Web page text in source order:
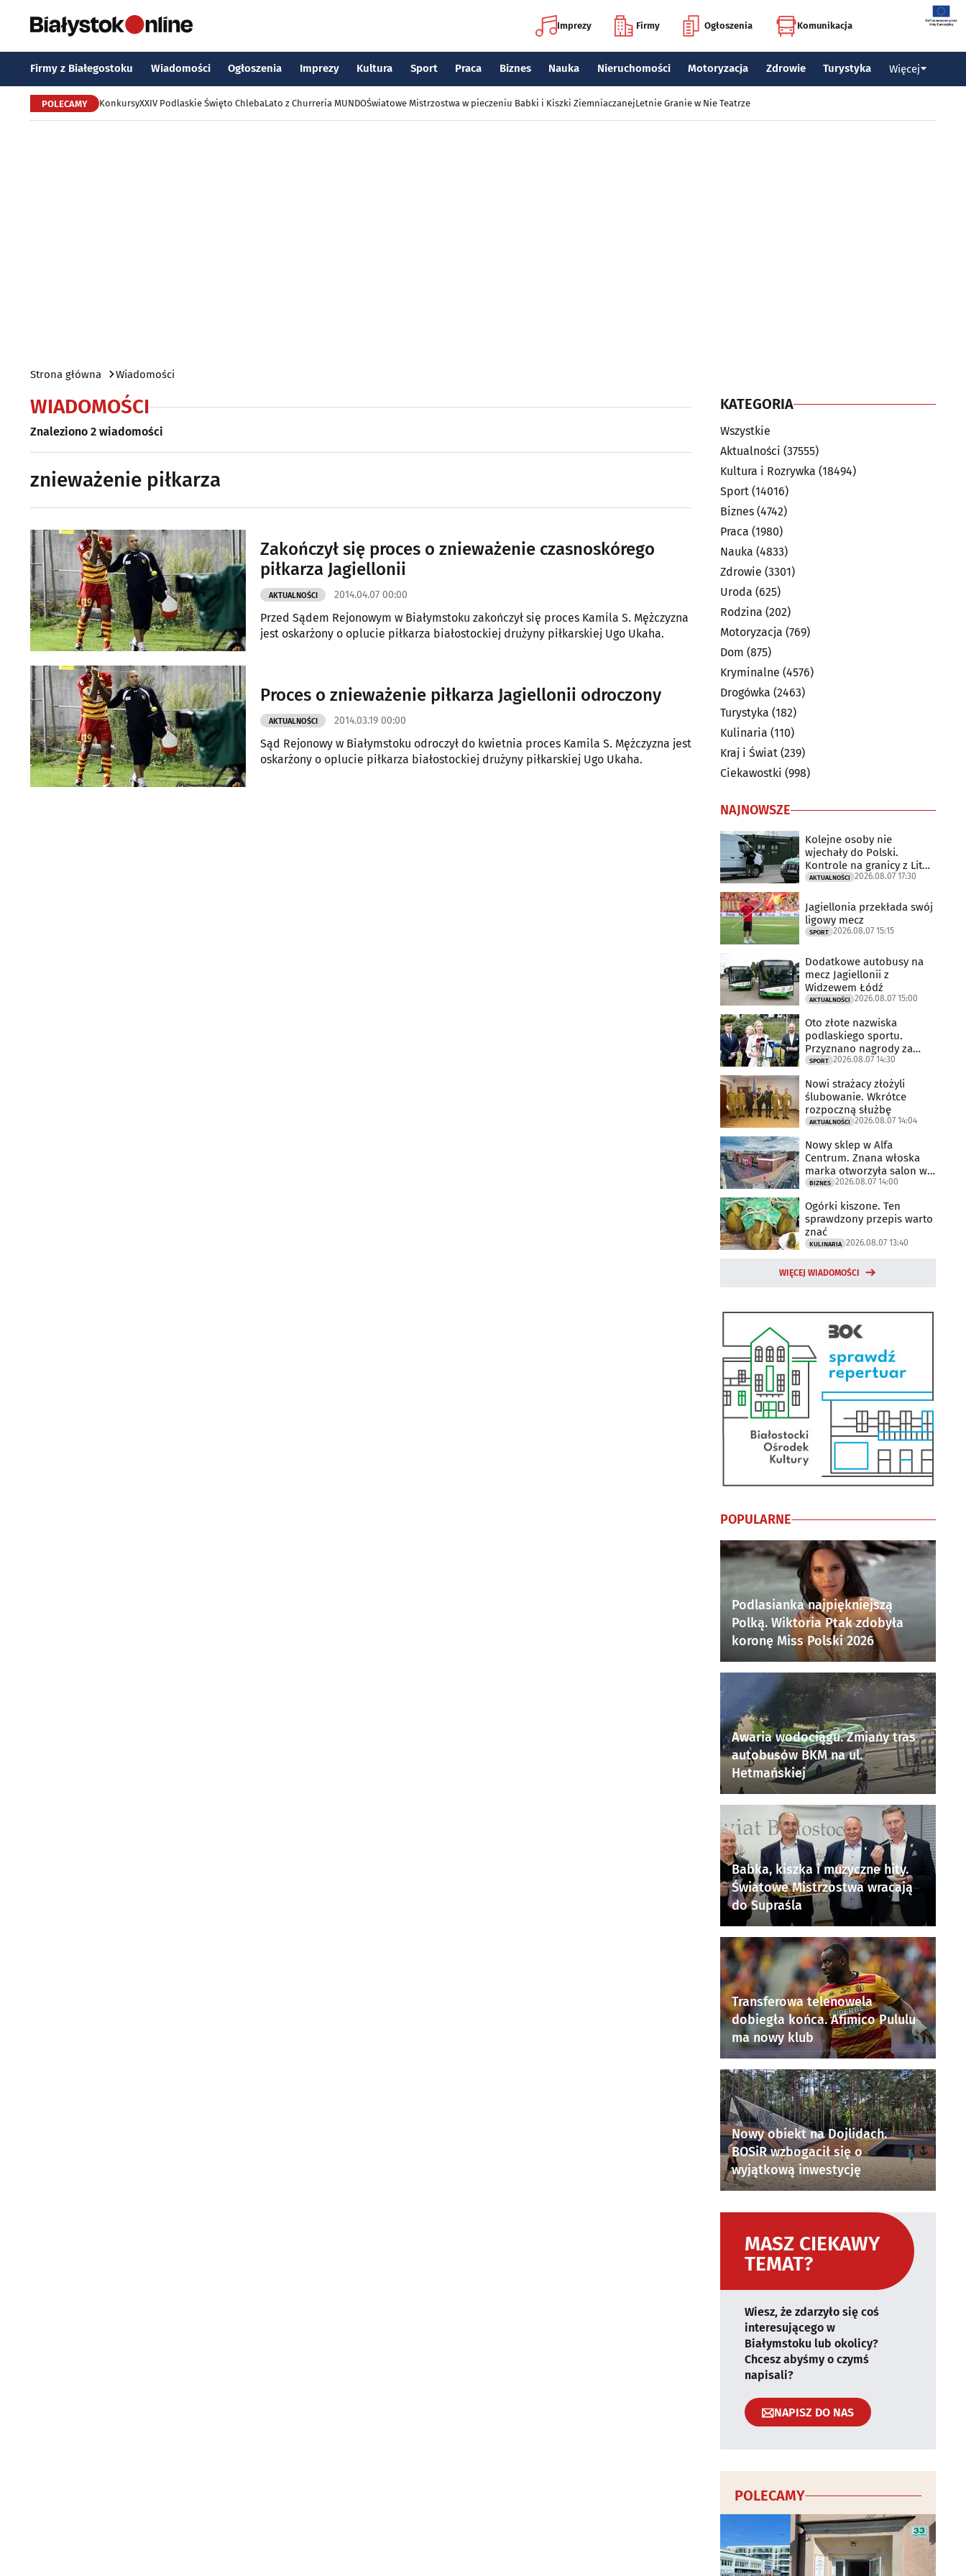
Imprezy Firmy Ogłoszenia Komunikacja
Firmy z Białegostoku Wiadomości Ogłoszenia Imprezy Kultura Sport Praca Biznes Nauka Nieruchomości Motoryzacja Zdrowie Turystyka Więcej
POLECAMY KonkursyXXIV Podlaskie Święto ChlebaLato z Churreria MUNDOŚwiatowe Mistrzostwa w pieczeniu Babki i Kiszki ZiemniaczanejLetnie Granie w Nie Teatrze
Strona główna Wiadomości
WIADOMOŚCI
Znaleziono 2 wiadomości
znieważenie piłkarza
Zakończył się proces o znieważenie czasnoskórego
piłkarza Jagiellonii
AKTUALNOŚCI 2014.04.07 00:00
Przed Sądem Rejonowym w Białymstoku zakończył się proces Kamila S. Mężczyzna
jest oskarżony o oplucie piłkarza białostockiej drużyny piłkarskiej Ugo Ukaha.
Proces o znieważenie piłkarza Jagiellonii odroczony
AKTUALNOŚCI 2014.03.19 00:00
Sąd Rejonowy w Białymstoku odroczył do kwietnia proces Kamila S. Mężczyzna jest
oskarżony o oplucie piłkarza białostockiej drużyny piłkarskiej Ugo Ukaha.
KATEGORIA
Wszystkie
Aktualności (37555)
Kultura i Rozrywka (18494)
Sport (14016)
Biznes (4742)
Praca (1980)
Nauka (4833)
Zdrowie (3301)
Uroda (625)
Rodzina (202)
Motoryzacja (769)
Dom (875)
Kryminalne (4576)
Drogówka (2463)
Turystyka (182)
Kulinaria (110)
Kraj i Świat (239)
Ciekawostki (998)
NAJNOWSZE
Kolejne osoby nie
wjechały do Polski.
Kontrole na granicy z Litwą
trwają
AKTUALNOŚCI 2026.08.07 17:30
Jagiellonia przekłada swój
ligowy mecz
SPORT 2026.08.07 15:15
Dodatkowe autobusy na
mecz Jagiellonii z
Widzewem Łódź
AKTUALNOŚCI 2026.08.07 15:00
Oto złote nazwiska
podlaskiego sportu.
Przyznano nagrody za
2025 rok
SPORT 2026.08.07 14:30
Nowi strażacy złożyli
ślubowanie. Wkrótce
rozpoczną służbę
AKTUALNOŚCI 2026.08.07 14:04
Nowy sklep w Alfa
Centrum. Znana włoska
marka otworzyła salon w
Białymstoku
BIZNES 2026.08.07 14:00
Ogórki kiszone. Ten
sprawdzony przepis warto
znać
KULINARIA 2026.08.07 13:40
WIĘCEJ WIADOMOŚCI
POPULARNE
Podlasianka najpiękniejszą
Polką. Wiktoria Ptak zdobyła
koronę Miss Polski 2026
Awaria wodociągu. Zmiany tras
autobusów BKM na ul.
Hetmańskiej
Babka, kiszka i muzyczne hity.
Światowe Mistrzostwa wracają
do Supraśla
Transferowa telenowela
dobiegła końca. Afimico Pululu
ma nowy klub
Nowy obiekt na Dojlidach.
BOSiR wzbogacił się o
wyjątkową inwestycję
MASZ CIEKAWY
TEMAT?
Wiesz, że zdarzyło się coś
interesującego w
Białymstoku lub okolicy?
Chcesz abyśmy o czymś
napisali?
NAPISZ DO NAS
POLECAMY